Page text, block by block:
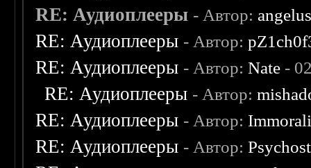
RE: Аудиоплееры - Автор:
RE: Аудиоплееры - Автор:
RE: Аудиоплееры - Автор:Nate -
RE: Аудиоплееры - Автор:
RE: Аудиоплееры - Автор:
RE: Аудиоплееры - Автор: